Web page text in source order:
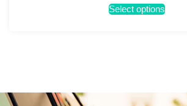
Select options